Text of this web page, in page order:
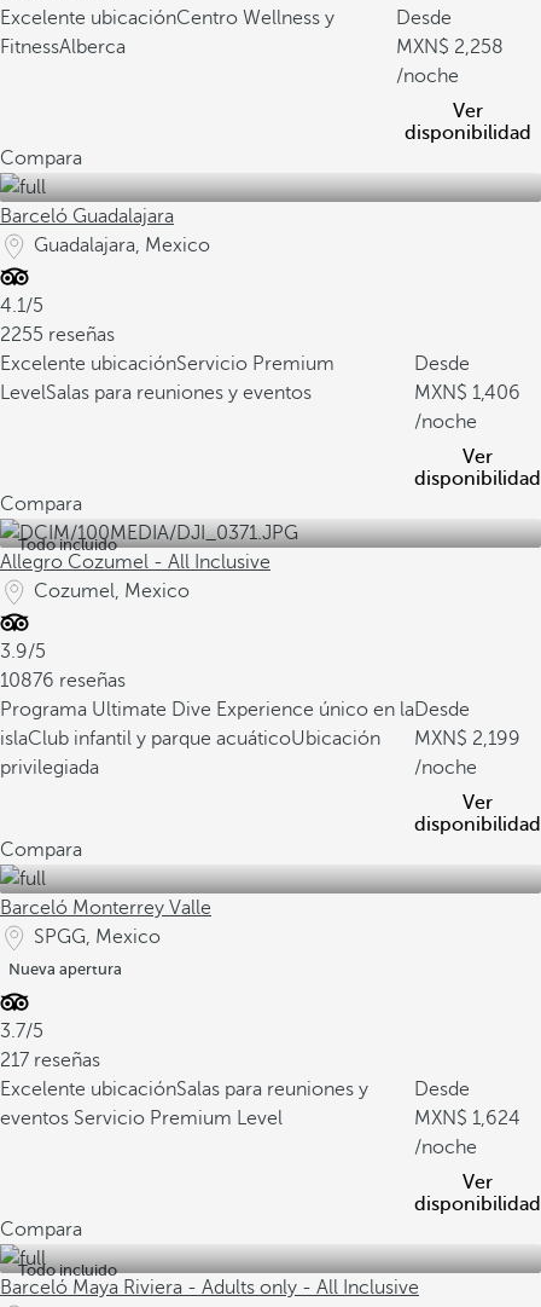
Excelente ubicaciónCentro Wellness y
FitnessAlberca
Desde
2,258
/noche
Ver
disponibilidad
Compara
Barceló Guadalajara
Guadalajara, Mexico
4.1/5
2255 reseñas
Excelente ubicaciónServicio Premium
LevelSalas para reuniones y eventos
Desde
1,406
/noche
Ver
disponibilidad
Compara
Todo incluido
Allegro Cozumel - All Inclusive
Cozumel, Mexico
3.9/5
10876 reseñas
Programa Ultimate Dive Experience único en la
islaClub infantil y parque acuáticoUbicación
privilegiada
Desde
2,199
/noche
Ver
disponibilidad
Compara
Barceló Monterrey Valle
SPGG, Mexico
Nueva apertura
3.7/5
217 reseñas
Excelente ubicaciónSalas para reuniones y
eventos Servicio Premium Level
Desde
1,624
/noche
Ver
disponibilidad
Compara
Todo incluido
Barceló Maya Riviera - Adults only - All Inclusive